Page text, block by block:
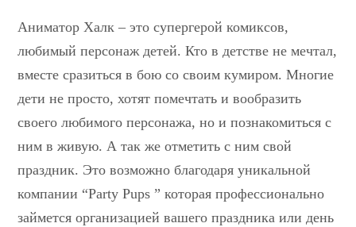
Аниматор Халк – это супергерой комиксов,
любимый персонаж детей. Кто в детстве не мечтал,
вместе сразиться в бою со своим кумиром. Многие
дети не просто, хотят помечтать и вообразить
своего любимого персонажа, но и познакомиться с
ним в живую. А так же отметить с ним свой
праздник. Это возможно благодаря уникальной
компании “Party Pups ” которая профессионально
займется организацией вашего праздника или день